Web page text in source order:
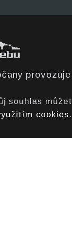
souhlas
cookies .